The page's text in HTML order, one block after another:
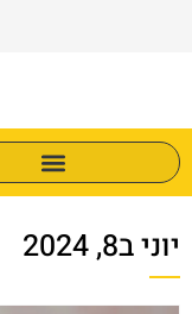
יוני ב8, 2024